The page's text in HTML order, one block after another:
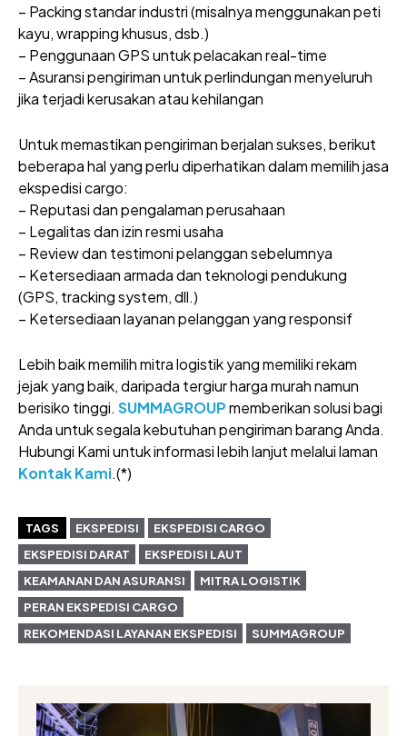
– Packing standar industri (misalnya menggunakan peti
kayu, wrapping khusus, dsb.)
– Penggunaan GPS untuk pelacakan real-time
– Asuransi pengiriman untuk perlindungan menyeluruh
jika terjadi kerusakan atau kehilangan
Untuk memastikan pengiriman berjalan sukses, berikut
beberapa hal yang perlu diperhatikan dalam memilih jasa
ekspedisi cargo:
– Reputasi dan pengalaman perusahaan
– Legalitas dan izin resmi usaha
– Review dan testimoni pelanggan sebelumnya
– Ketersediaan armada dan teknologi pendukung
(GPS, tracking system, dll.)
– Ketersediaan layanan pelanggan yang responsif
Lebih baik memilih mitra logistik yang memiliki rekam
jejak yang baik, daripada tergiur harga murah namun
berisiko tinggi. SUMMAGROUPmemberikan solusi bagi
Anda untuk segala kebutuhan pengiriman barang Anda.
Hubungi Kami untuk informasi lebih lanjut melalui laman
Kontak Kami.(*)
TAGS EKSPEDISI
EKSPEDISI CARGO
EKSPEDISI DARAT
EKSPEDISI LAUT
KEAMANAN DAN ASURANSI
MITRA LOGISTIK
PERAN EKSPEDISI CARGO
REKOMENDASI LAYANAN EKSPEDISI
SUMMAGROUP